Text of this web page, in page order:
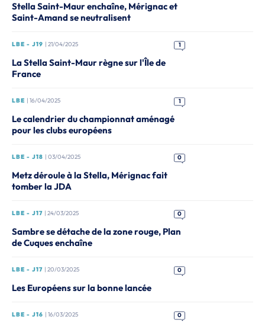
Stella Saint-Maur enchaîne, Mérignac et
Saint-Amand se neutralisent
LBE - J19 | 21/04/2025 1
La Stella Saint-Maur règne sur l'Île de
France
LBE | 16/04/2025 1
Le calendrier du championnat aménagé
pour les clubs européens
LBE - J18 | 03/04/2025 0
Metz déroule à la Stella, Mérignac fait
tomber la JDA
LBE - J17 | 24/03/2025 0
Sambre se détache de la zone rouge, Plan
de Cuques enchaîne
LBE - J17 | 20/03/2025 0
Les Européens sur la bonne lancée
LBE - J16 | 16/03/2025 0